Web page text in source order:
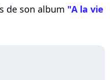
de son album "A la vie